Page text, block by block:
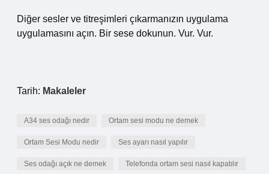
Diğer sesler ve titreşimleri çıkarmanızın uygulama
uygulamasını açın. Bir sese dokunun. Vur. Vur.
Tarih: Makaleler
A34 ses odağı nedir Ortam sesi modu ne demek
Ortam Sesi Modu nedir Ses ayarı nasıl yapılır
Ses odağı açık ne demek Telefonda ortam sesi nasıl kapatılır